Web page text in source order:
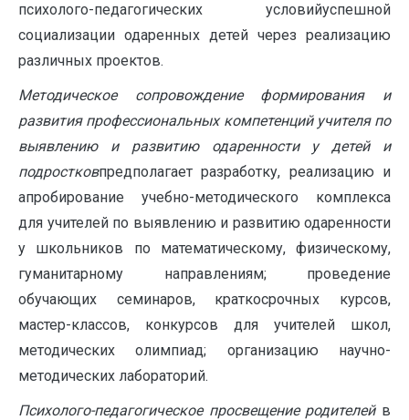
психолого-педагогических условийуспешной
социализации одаренных детей через реализацию
различных проектов.
Методическое сопровождение формирования и
развития профессиональных компетенций учителя по
выявлению и развитию одаренности у детей и
подростковпредполагает разработку, реализацию и
апробирование учебно-методического комплекса
для учителей по выявлению и развитию одаренности
у школьников по математическому, физическому,
гуманитарному направлениям; проведение
обучающих семинаров, краткосрочных курсов,
мастер-классов, конкурсов для учителей школ,
методических олимпиад; организацию научно-
методических лабораторий.
Психолого-педагогическое просвещение родителейв